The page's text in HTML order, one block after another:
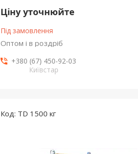
Ціну уточнюйте
Під замовлення
Оптом і в роздріб
+380 (67) 450-92-03
Київстар
TD 1500 кг